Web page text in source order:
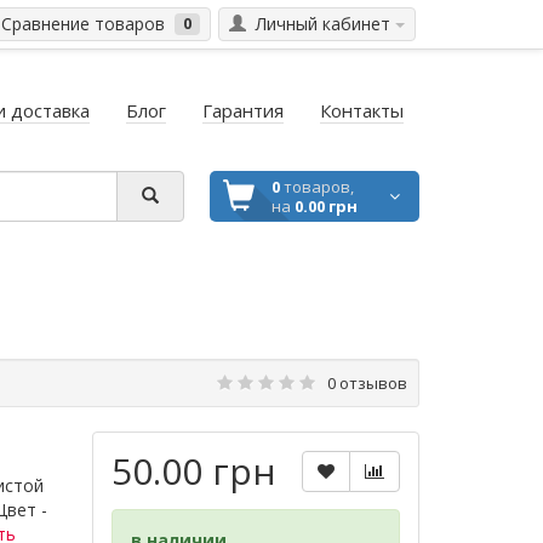
Личный кабинет
Сравнение товаров 0
доставка Блог Гарантия Контакты
0товаров,
на 0.00 грн
0 отзывов
-
50.00 грн